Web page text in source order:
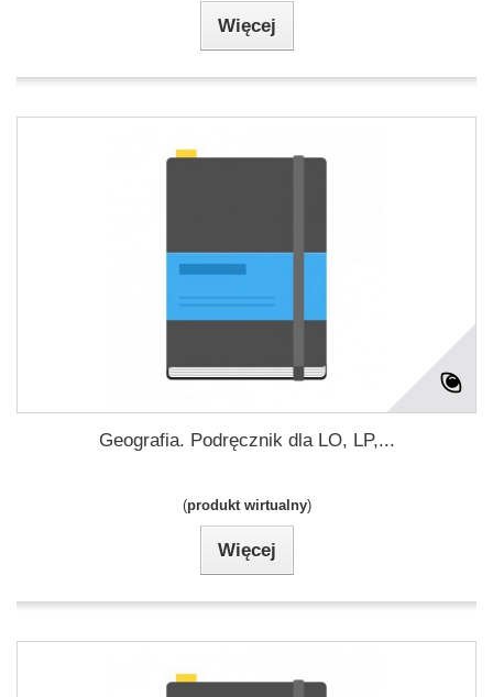
Więcej
Geografia. Podręcznik dla LO, LP,...
(produkt wirtualny)
Więcej